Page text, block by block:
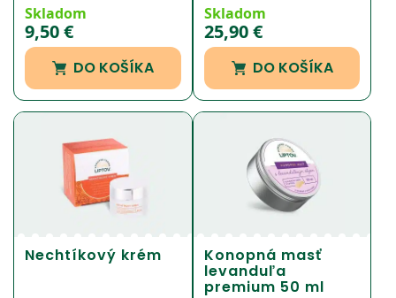
Hodnotenie
z 5 na základe
9
zákazníckej
recenzie
Skladom
9,50€
DO KOŠÍKA
Hodnotenie
z 5 na základe
6
zákazníckej
recenzie
Skladom
25,90€
DO KOŠÍKA
Nechtíkový krém Konopná masť
levanduľa
premium 50 ml